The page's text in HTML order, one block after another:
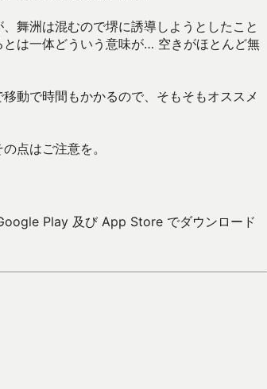
舞洲は混むので堺に誘導しようとしたこと
は一体どういう意味が… 空きがほとんど無
動で時間もかかるので、そもそもオススメ
点はご注意を。
Play 及び App Store でダウンロード